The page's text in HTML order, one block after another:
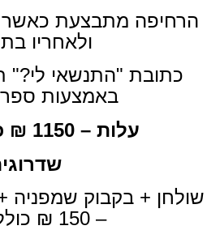
הרחיפה מתבצעת כאשר
ולאחריו בת
כתובת "התנשאי
באמצעות
עלות – 1150 ₪ כולל מע"מ
שולחן + בקבוק שמפניה
– 150 ₪ כולל מע"מ